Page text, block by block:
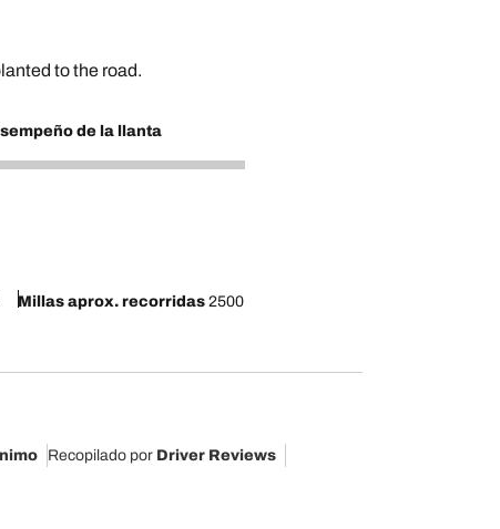
to the road.
de la llanta
Millas aprox. recorridas2500
Recopilado por Driver Reviews